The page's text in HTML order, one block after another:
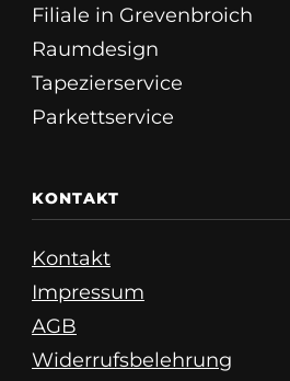
Filiale in Grevenbroich
Raumdesign
Tapezierservice
Parkettservice
KONTAKT
Kontakt
Impressum
AGB
Widerrufsbelehrung